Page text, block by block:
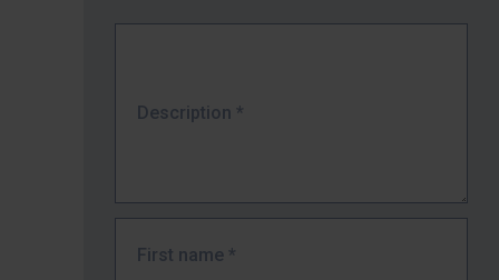
Description *
First name *